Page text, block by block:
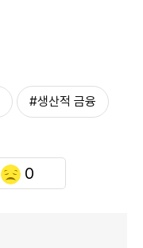
#생산적 금융
0